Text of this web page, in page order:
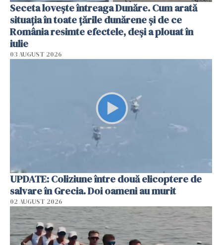
Seceta lovește întreaga Dunăre. Cum arată
situația în toate țările dunărene și de ce
România resimte efectele, deși a plouat în
iulie
03 AUGUST 2026
UPDATE: Coliziune între două elicoptere de
salvare în Grecia. Doi oameni au murit
02 AUGUST 2026